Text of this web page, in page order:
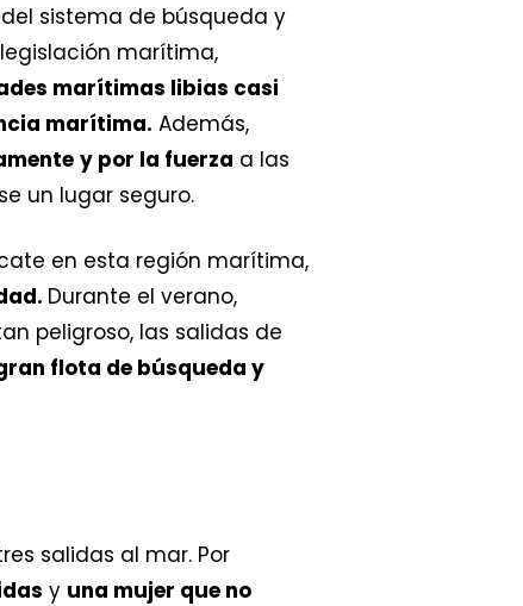
sistema de búsqueda y
marítima,
marítimas libias casi
marítima. Además,
y por la fuerza a las
un lugar seguro.
en esta región marítima,
Durante el verano,
peligroso, las salidas de
flota de búsqueda y
salidas al mar. Por
y una mujer que no